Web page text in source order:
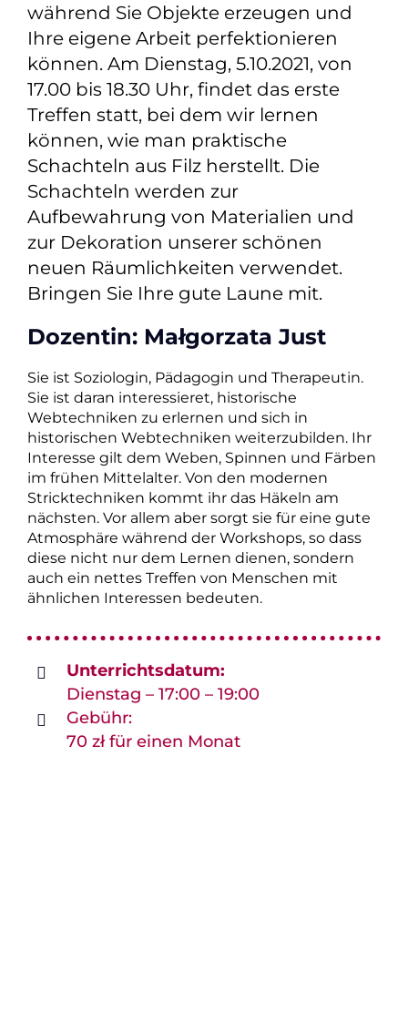
während Sie Objekte erzeugen und
Ihre eigene Arbeit perfektionieren
können. Am Dienstag, 5.10.2021, von
17.00 bis 18.30 Uhr, findet das erste
Treffen statt, bei dem wir lernen
können, wie man praktische
Schachteln aus Filz herstellt. Die
Schachteln werden zur
Aufbewahrung von Materialien und
zur Dekoration unserer schönen
neuen Räumlichkeiten verwendet.
Bringen Sie Ihre gute Laune mit.
Dozentin: Małgorzata Just
Sie ist Soziologin, Pädagogin und Therapeutin.
Sie ist daran interessieret, historische
Webtechniken zu erlernen und sich in
historischen Webtechniken weiterzubilden. Ihr
Interesse gilt dem Weben, Spinnen und Färben
im frühen Mittelalter. Von den modernen
Stricktechniken kommt ihr das Häkeln am
nächsten. Vor allem aber sorgt sie für eine gute
Atmosphäre während der Workshops, so dass
diese nicht nur dem Lernen dienen, sondern
auch ein nettes Treffen von Menschen mit
ähnlichen Interessen bedeuten.
Unterrichtsdatum:
Dienstag – 17:00 – 19:00
Gebühr:
70 zł für einen Monat